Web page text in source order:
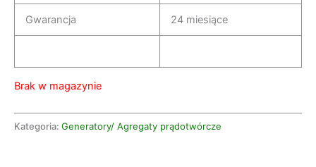
Gwarancja 24 miesiące
Brak w magazynie
Kategoria: Generatory/ Agregaty prądotwórcze